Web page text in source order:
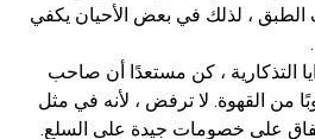
الطبق ، لذلك في بعض الأحيان يكفي
التذكارية ، كن مستعدًا أن صاحب
من القهوة. لا ترفض ، لأنه في مثل
على خصومات جيدة على السلع.